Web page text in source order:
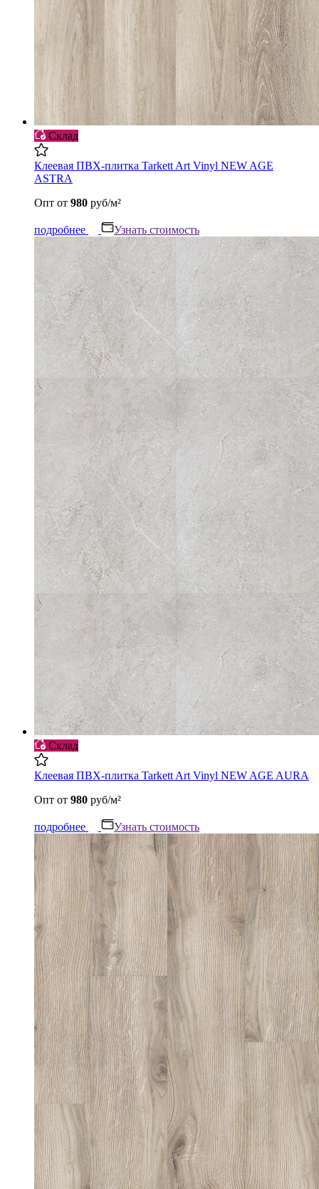
Склад
Клеевая ПВХ-плитка Tarkett Art Vinyl NEW AGE
ASTRA
Опт от 980 руб/м²
подробнее Узнать стоимость
Склад
Клеевая ПВХ-плитка Tarkett Art Vinyl NEW AGE AURA
Опт от 980 руб/м²
подробнее Узнать стоимость